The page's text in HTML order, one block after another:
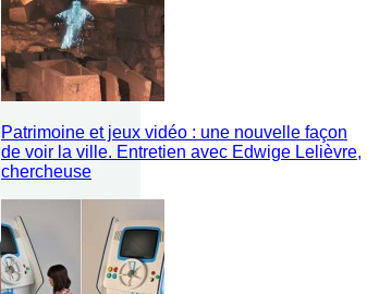
Patrimoine et jeux vidéo : une nouvelle façon
de voir la ville. Entretien avec Edwige Lelièvre,
chercheuse